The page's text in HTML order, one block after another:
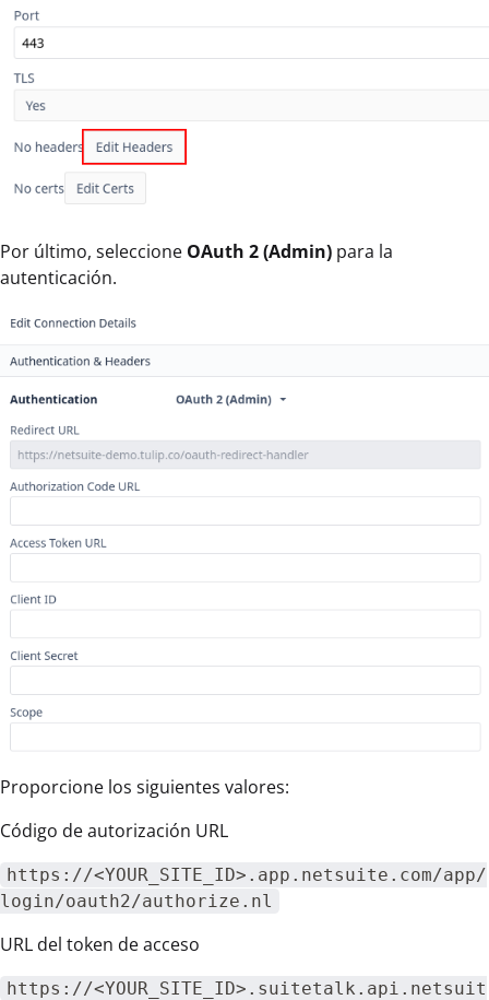
Por último, seleccione OAuth 2 (Admin) para la
autenticación.
Proporcione los siguientes valores:
Código de autorización URL
https://<YOUR_SITE_ID>.app.netsuite.com/app/
login/oauth2/authorize.nl
URL del token de acceso
https://<YOUR_SITE_ID>.suitetalk.api.netsuit